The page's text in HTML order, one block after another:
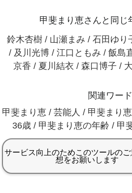
甲斐まり恵さんと同じ
鈴木杏樹 / 山瀬まみ / 石田ゆり
/ 及川光博 / 江口ともみ / 飯島
京香 / 夏川結衣 / 森口博子 /
関連ワード
甲斐まり恵 / 芸能人 / 甲斐まり
36歳 / 甲斐まり恵の年齢 / 甲